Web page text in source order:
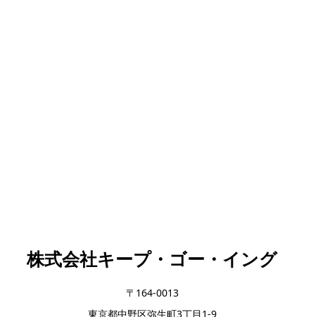
株式会社キープ・ゴー・イング
〒164-0013
東京都中野区弥生町3丁目1-9